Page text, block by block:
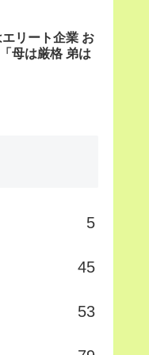
エリート企業 お
母は厳格 弟は
5
45
53